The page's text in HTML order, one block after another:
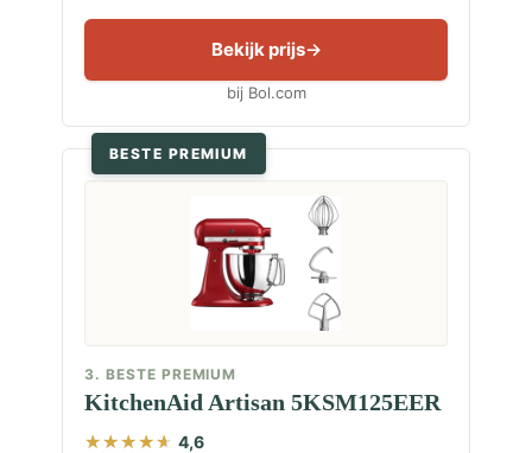
Bekijk prijs
bij Bol.com
BESTE PREMIUM
3. BESTE PREMIUM
KitchenAid Artisan 5KSM125EER
4,6